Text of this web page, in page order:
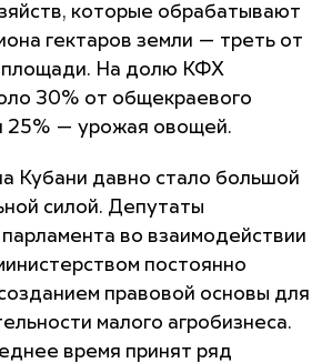
которые обрабатывают
гектаров земли — треть от
площади. На долю КФХ
30% от общекраевого
25% — урожая овощей.
Кубани давно стало большой
силой. Депутаты
парламента во взаимодействии
постоянно
правовой основы для
малого агробизнеса.
время принят ряд